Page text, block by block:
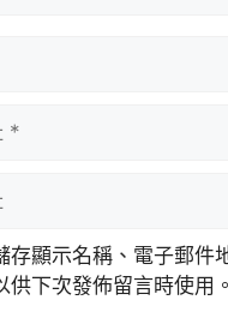
存顯示名稱、電子郵件
供下次發佈留言時使用。